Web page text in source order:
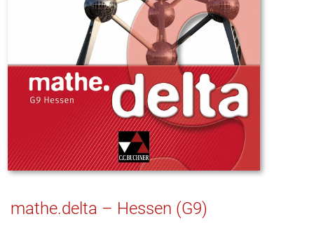
mathe.delta – Hessen (G9)